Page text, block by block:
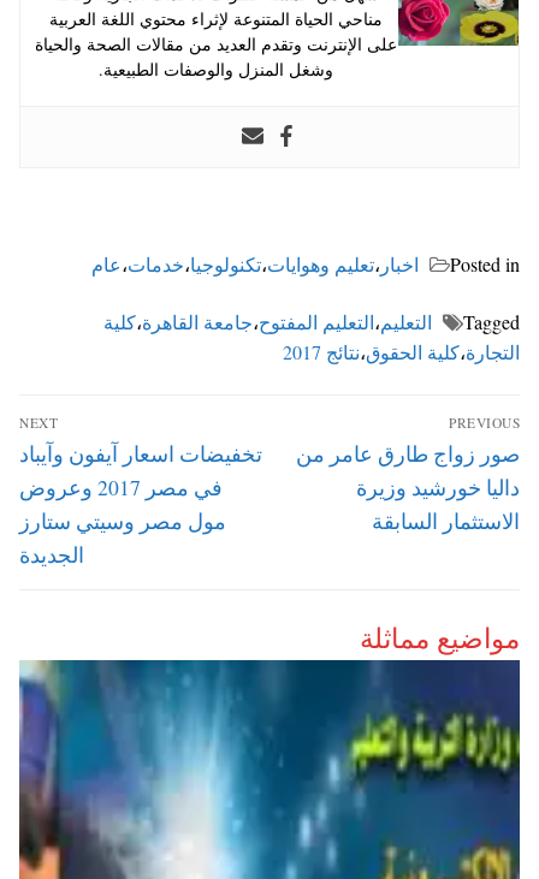
مناحي الحياة المتنوعة لإثراء محتوي اللغة العربية
على الإنترنت وتقدم العديد من مقالات الصحة والحياة
وشغل المنزل والوصفات الطبيعية.
Posted in اخبار ،تعليم وهوايات،تكنولوجيا،خدمات،عام
Tagged التعليم،التعليم المفتوح،جامعة القاهرة،كلية
التجارة،كلية الحقوق،نتائج 2017
تصفّح
المقالات
PREVIOUS
Previous
post:
صور زواج طارق عامر من
داليا خورشيد وزيرة
الاستثمار السابقة
NEXT
Next
تخفيضات اسعار آيفون وآيباد
في مصر 2017 وعروض
مول مصر وسيتي ستارز
الجديدة
مواضيع مماثلة